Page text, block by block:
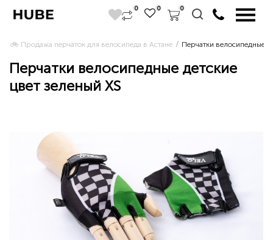
0 0 0
🚲 Продажа перчаток для велосипеда в Астане Перчатки велосипедные
Перчатки велосипедные детские
цвет зеленый XS